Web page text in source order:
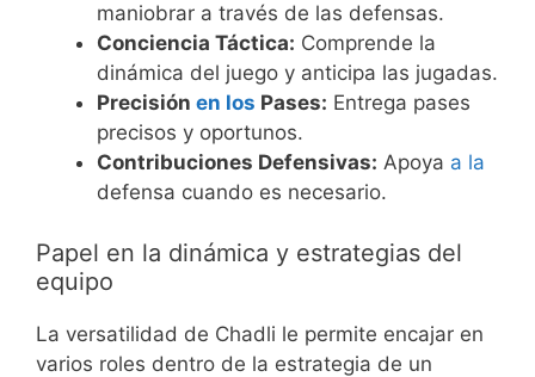
maniobrar a través de las defensas.
Conciencia Táctica: Comprende la
dinámica del juego y anticipa las jugadas.
Precisión en los Pases: Entrega pases
precisos y oportunos.
Contribuciones Defensivas: Apoya a la
defensa cuando es necesario.
Papel en la dinámica y estrategias del
equipo
La versatilidad de Chadli le permite encajar en
varios roles dentro de la estrategia de un